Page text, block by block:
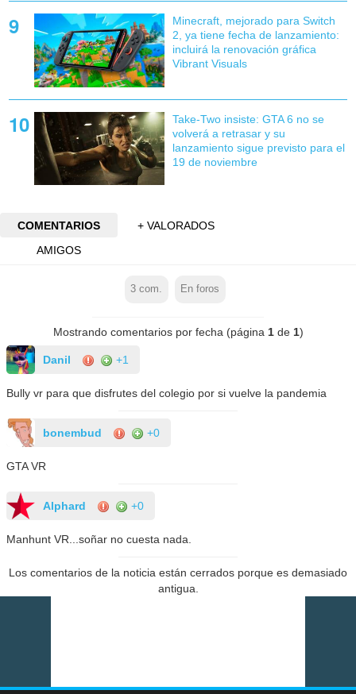
Minecraft, mejorado para Switch
2, ya tiene fecha de lanzamiento:
incluirá la renovación gráfica
Vibrant Visuals
Take-Two insiste: GTA 6 no se
volverá a retrasar y su
lanzamiento sigue previsto para el
19 de noviembre
COMENTARIOS
+ VALORADOS
AMIGOS
3 com. En foros
Mostrando comentarios por fecha (página 1de 1)
Danil +1
Bully vr para que disfrutes del colegio por si vuelve la pandemia
bonembud +0
GTA VR
Alphard +0
Manhunt VR...soñar no cuesta nada.
Los comentarios de la noticia están cerrados porque es demasiado
antigua.